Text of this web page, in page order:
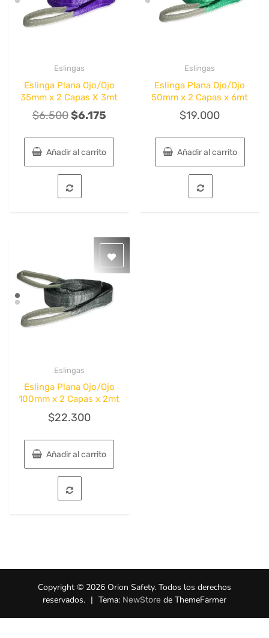
Eslingas
Eslinga Plana Ojo/Ojo
35mm x 2 Capas X 3mt
$6.500El
original
era:
$6.500.
$6.175El
es:
Añadir al carrito
Eslingas
Eslinga Plana Ojo/Ojo
50mm x 2 Capas x 6mt
$19.000
Añadir al carrito
Eslingas
Eslinga Plana Ojo/Ojo
100mm x 2 Capas x 2mt
$22.300
Añadir al carrito
Copyright © 2026 Orion Safety. Todos los derechos
reservados. | Tema: NewStore de ThemeFarmer